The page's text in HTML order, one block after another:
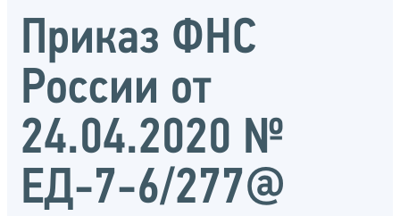
Приказ ФНС
России от
24.04.2020 №
ЕД-7-6/277@